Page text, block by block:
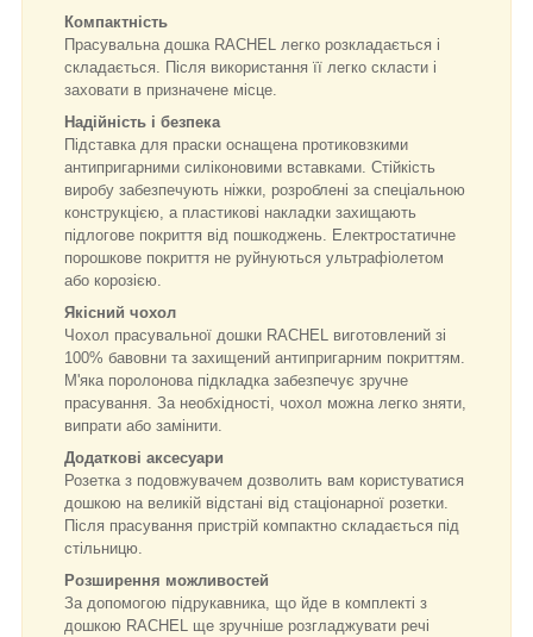
Компактність
Прасувальна дошка RACHEL легко розкладається і
складається. Після використання її легко скласти і
заховати в призначене місце.
Надійність і безпека
Підставка для праски оснащена протиковзкими
антипригарними силіконовими вставками. Стійкість
виробу забезпечують ніжки, розроблені за спеціальною
конструкцією, а пластикові накладки захищають
підлогове покриття від пошкоджень. Електростатичне
порошкове покриття не руйнуються ультрафіолетом
або корозією.
Якісний чохол
Чохол прасувальної дошки RACHEL виготовлений зі
100% бавовни та захищений антипригарним покриттям.
М'яка поролонова підкладка забезпечує зручне
прасування. За необхідності, чохол можна легко зняти,
випрати або замінити.
Додаткові аксесуари
Розетка з подовжувачем дозволить вам користуватися
дошкою на великій відстані від стаціонарної розетки.
Після прасування пристрій компактно складається під
стільницю.
Розширення можливостей
За допомогою підрукавника, що йде в комплекті з
дошкою RACHEL ще зручніше розгладжувати речі